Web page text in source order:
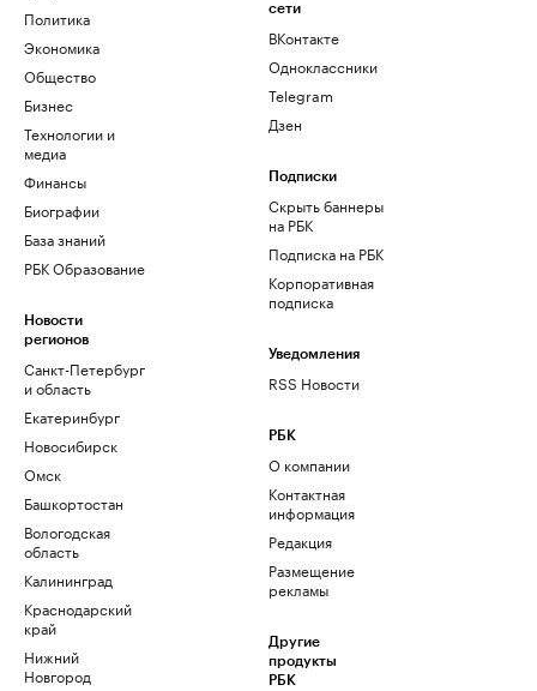
Политика
Экономика
Общество
Бизнес
Технологии и
медиа
Финансы
Биографии
База знаний
РБК Образование
Новости
регионов
Санкт-Петербург
и область
Екатеринбург
Новосибирск
Омск
Башкортостан
Вологодская
область
Калининград
Краснодарский
край
Нижний
Новгород
сети
ВКонтакте
Одноклассники
Telegram
Дзен
Подписки
Скрыть баннеры
на РБК
Подписка на РБК
Корпоративная
подписка
Уведомления
RSS Новости
РБК
О компании
Контактная
информация
Редакция
Размещение
рекламы
Другие
продукты
РБК